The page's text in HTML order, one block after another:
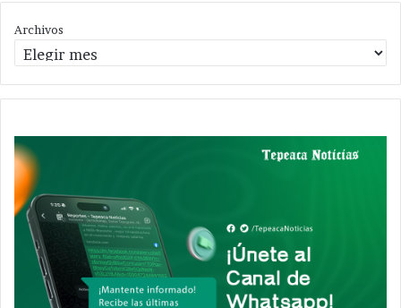
Archivos